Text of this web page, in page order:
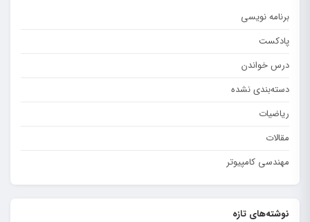
برنامه نویسی
پادکست
درس خواندن
دسته‌بندی نشده
ریاضیات
مقالات
مهندسی کامپیوتر
نوشته‌های تازه